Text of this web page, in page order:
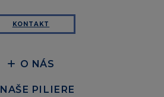
KONTAKT
O NÁS
NAŠE PILIERE